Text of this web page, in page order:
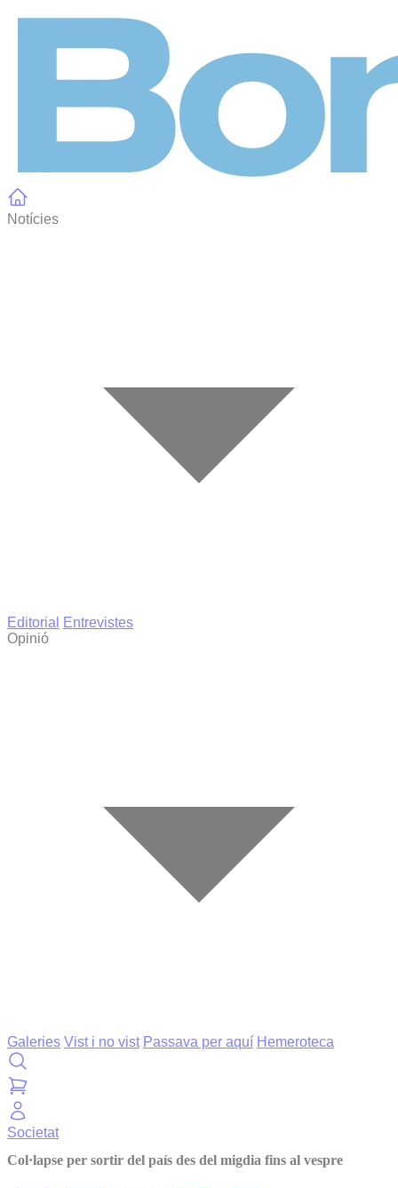
Notícies
Editorial
Entrevistes
Opinió
Galeries Vist i no vist Passava per aquí Hemeroteca
Societat
Col·lapse per sortir del país des del migdia fins al vespre